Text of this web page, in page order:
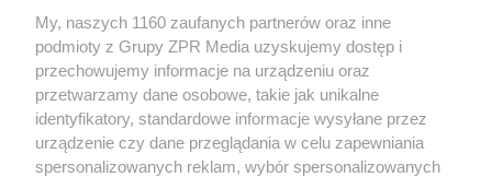
My, naszych 1160 zaufanych partnerów oraz inne
podmioty z Grupy ZPR Media uzyskujemy dostęp i
przechowujemy informacje na urządzeniu oraz
przetwarzamy dane osobowe, takie jak unikalne
identyfikatory, standardowe informacje wysyłane przez
urządzenie czy dane przeglądania w celu zapewniania
spersonalizowanych reklam, wybór spersonalizowanych